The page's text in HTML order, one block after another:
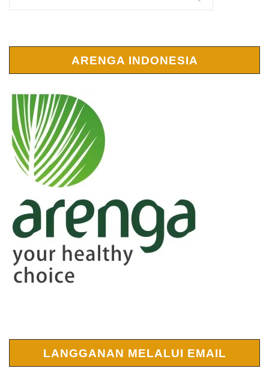
ARENGA INDONESIA
LANGGANAN MELALUI EMAIL